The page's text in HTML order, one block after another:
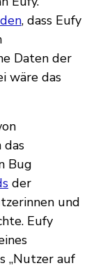
, dass Eufy
Daten der
wäre das
das
Bug
der
und
Eufy
„Nutzer auf